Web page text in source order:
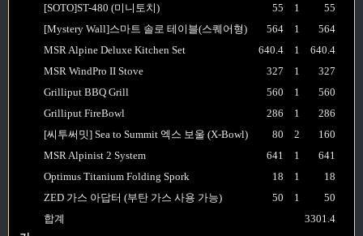
[SOTO]ST-480 (미니토치)
55 1
55
[Mystery Wall]스마트 솔로 테이블(스퀘어형)
564 1
564
MSR Alpine Deluxe Kitchen Set
640.4 1
640.4
MSR WindPro II Stove
327 1
327
Grilliput BBQ Grill
560 1
560
Grilliput FireBowl
286 1
286
[씨투써밋] Sea to Summit 엑스 보울 (X-Bowl)
80 2
160
MSR Alpinist 2 System
641 1
641
Optimus Titanium Folding Spork
18 1
18
ZED 가스 아답터 (부탄 가스 사용 가능)
50 1
50
합계
3301.4